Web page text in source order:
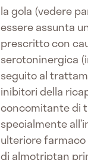
la gola (vedere
essere assunta
prescritto con
serotoninergica
seguito al
inibitori della
concomitante di
specialmente
ulteriore farmaco
di almotriptan